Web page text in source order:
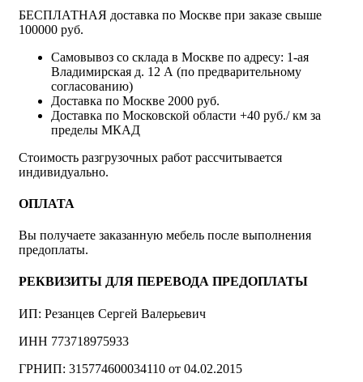
БЕСПЛАТНАЯ доставка по Москве при заказе свыше
100000 руб.
Самовывоз со склада в Москве по адресу: 1-ая
Владимирская д. 12 А (по предварительному
согласованию)
Доставка по Москве 2000 руб.
Доставка по Московской области +40 руб./ км за
пределы МКАД
Стоимость разгрузочных работ рассчитывается
индивидуально.
ОПЛАТА
Вы получаете заказанную мебель после выполнения
предоплаты.
РЕКВИЗИТЫ ДЛЯ ПЕРЕВОДА ПРЕДОПЛАТЫ
ИП: Резанцев Сергей Валерьевич
ИНН 773718975933
ГРНИП: 315774600034110 от 04.02.2015